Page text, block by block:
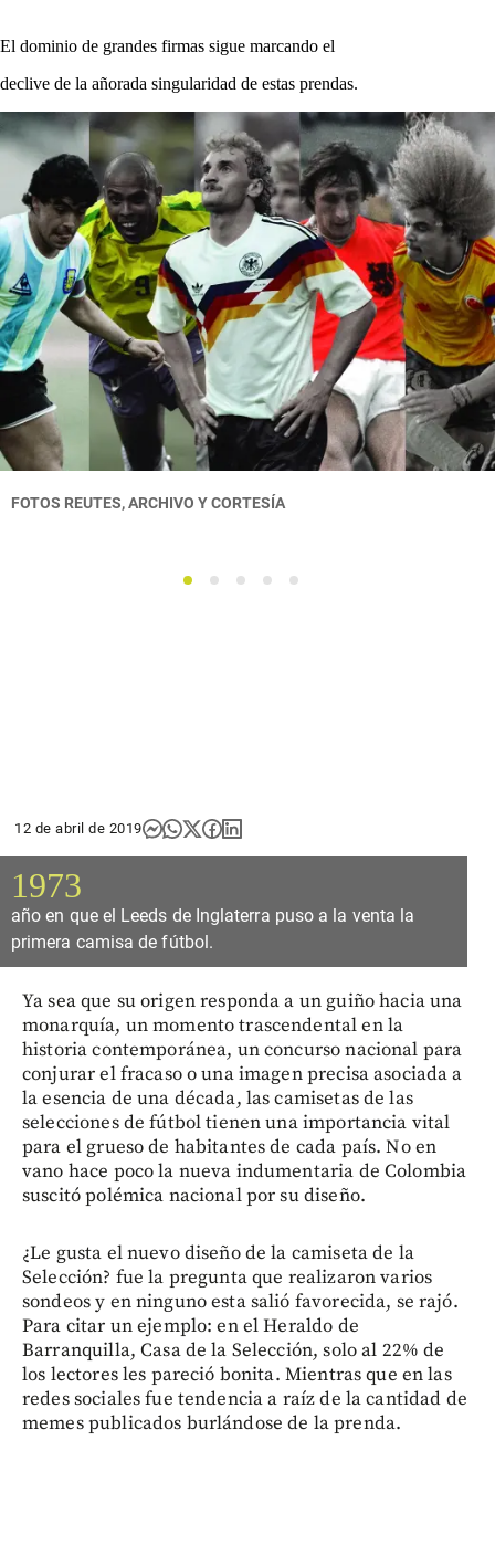
El dominio de grandes firmas sigue marcando el
declive de la añorada singularidad de estas prendas.
FOTOS REUTES, ARCHIVO Y CORTESÍA
1 2 3 4 5
12 de abril de 2019
1973
año en que el Leeds de Inglaterra puso a la venta la
primera camisa de fútbol.
Ya sea que su origen responda a un guiño hacia una
monarquía, un momento trascendental en la
historia contemporánea, un concurso nacional para
conjurar el fracaso o una imagen precisa asociada a
la esencia de una década, las camisetas de las
selecciones de fútbol tienen una importancia vital
para el grueso de habitantes de cada país. No en
vano hace poco la nueva indumentaria de Colombia
suscitó polémica nacional por su diseño.
¿Le gusta el nuevo diseño de la camiseta de la
Selección? fue la pregunta que realizaron varios
sondeos y en ninguno esta salió favorecida, se rajó.
Para citar un ejemplo: en el Heraldo de
Barranquilla, Casa de la Selección, solo al 22% de
los lectores les pareció bonita. Mientras que en las
redes sociales fue tendencia a raíz de la cantidad de
memes publicados burlándose de la prenda.